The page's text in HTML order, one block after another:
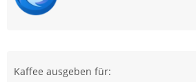
Kaffee ausgeben für: